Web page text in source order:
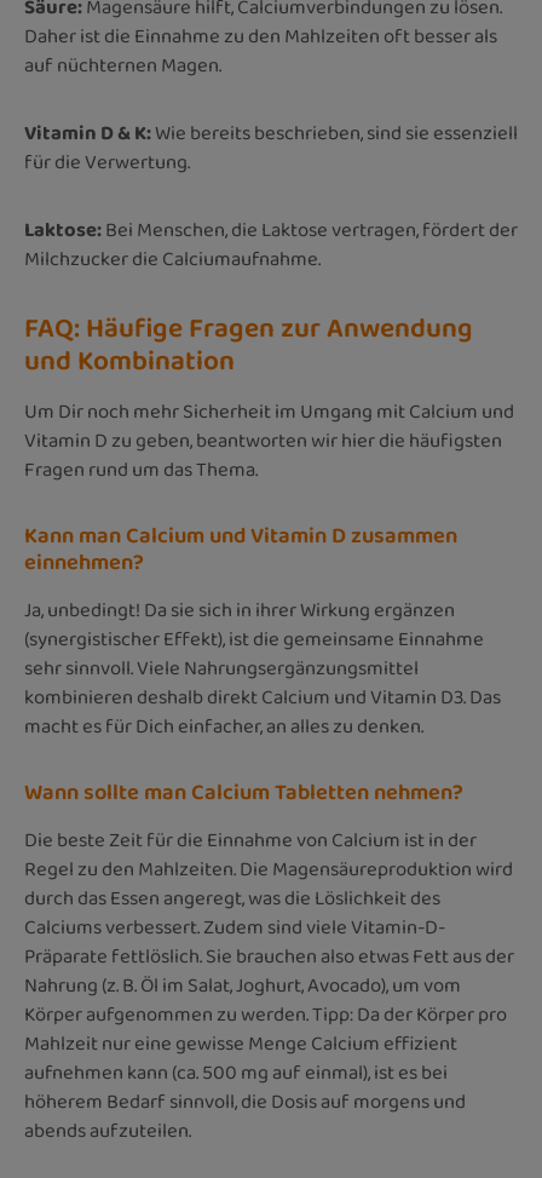
Säure:Magensäure hilft, Calciumverbindungen zu lösen.
Daher ist die Einnahme zu den Mahlzeiten oft besser als
auf nüchternen Magen.
Vitamin D & K:Wie bereits beschrieben, sind sie essenziell
für die Verwertung.
Laktose:Bei Menschen, die Laktose vertragen, fördert der
Milchzucker die Calciumaufnahme.
FAQ: Häufige Fragen zur Anwendung
und Kombination
Um Dir noch mehr Sicherheit im Umgang mit Calcium und
Vitamin D zu geben, beantworten wir hier die häufigsten
Fragen rund um das Thema.
Kann man Calcium und Vitamin D zusammen
einnehmen?
Ja, unbedingt! Da sie sich in ihrer Wirkung ergänzen
(synergistischer Effekt), ist die gemeinsame Einnahme
sehr sinnvoll. Viele Nahrungsergänzungsmittel
kombinieren deshalb direkt Calcium und Vitamin D3. Das
macht es für Dich einfacher, an alles zu denken.
Wann sollte man Calcium Tabletten nehmen?
Die beste Zeit für die Einnahme von Calcium ist in der
Regel zu den Mahlzeiten. Die Magensäureproduktion wird
durch das Essen angeregt, was die Löslichkeit des
Calciums verbessert. Zudem sind viele Vitamin-D-
Präparate fettlöslich. Sie brauchen also etwas Fett aus der
Nahrung (z. B. Öl im Salat, Joghurt, Avocado), um vom
Körper aufgenommen zu werden. Tipp: Da der Körper pro
Mahlzeit nur eine gewisse Menge Calcium effizient
aufnehmen kann (ca. 500 mg auf einmal), ist es bei
höherem Bedarf sinnvoll, die Dosis auf morgens und
abends aufzuteilen.